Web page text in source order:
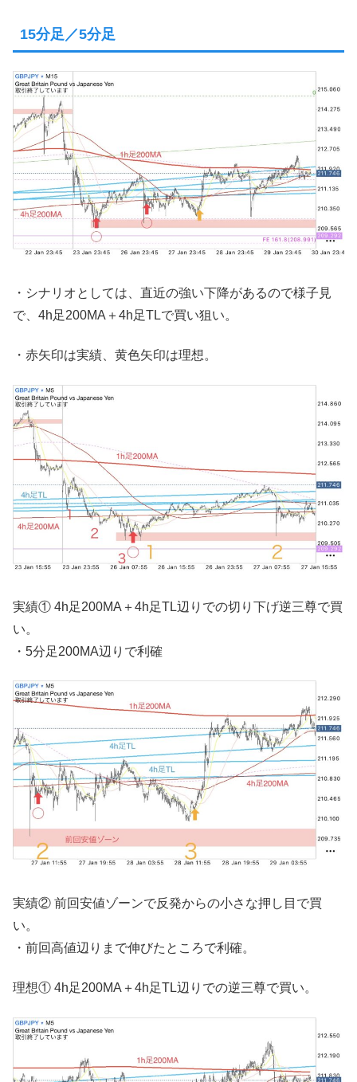
15分足／5分足
・シナリオとしては、直近の強い下降があるので様子見
で、4h足200MA＋4h足TLで買い狙い。
・赤矢印は実績、黄色矢印は理想。
実績① 4h足200MA＋4h足TL辺りでの切り下げ逆三尊で買
い。
・5分足200MA辺りで利確
実績② 前回安値ゾーンで反発からの小さな押し目で買
い。
・前回高値辺りまで伸びたところで利確。
理想① 4h足200MA＋4h足TL辺りでの逆三尊で買い。